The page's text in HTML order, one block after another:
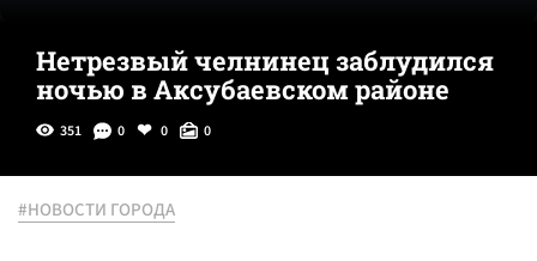
Нетрезвый челнинец заблудился
ночью в Аксубаевском районе
351 0 0 0
#НОВОСТИ ГОРОДА